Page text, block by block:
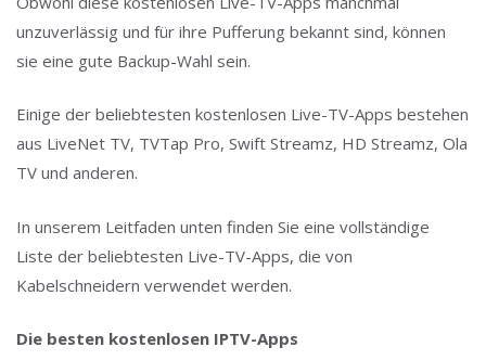
unzuverlässig und für ihre Pufferung bekannt sind, können
sie eine gute Backup-Wahl sein.
Einige der beliebtesten kostenlosen Live-TV-Apps bestehen
aus LiveNet TV, TVTap Pro, Swift Streamz, HD Streamz, Ola
TV und anderen.
In unserem Leitfaden unten finden Sie eine vollständige
Liste der beliebtesten Live-TV-Apps, die von
Kabelschneidern verwendet werden.
Die besten kostenlosen IPTV-Apps